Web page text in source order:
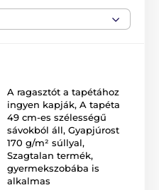
minőségű, sima felületű
technológia garantálja a
(cm-ben – szélesség x
A ragasztót a tapétához
ingyen kapják, A tapéta
49 cm-es szélességű
sávokból áll, Gyapjúrost
170 g/m² súllyal,
Szagtalan termék,
gyermekszobába is
alkalmas